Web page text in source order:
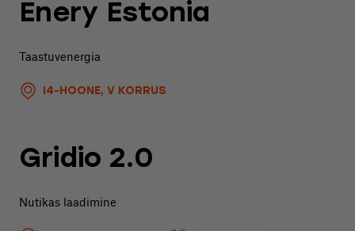
Enery Estonia
Taastuvenergia
I4-HOONE, V KORRUS
Gridio 2.0
Nutikas laadimine